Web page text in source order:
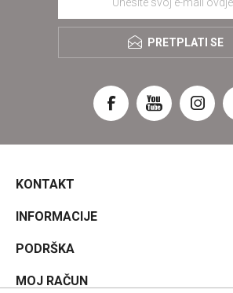
PRETPLATI SE
KONTAKT
INFORMACIJE
PODRŠKA
MOJ RAČUN